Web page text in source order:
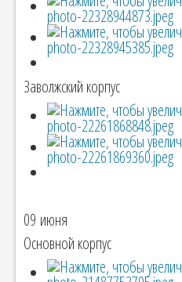
Заволжский корпус
09 июня
Основной корпус